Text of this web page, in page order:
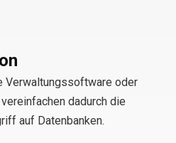
Verwaltungssoftware oder
dadurch die
auf Datenbanken.